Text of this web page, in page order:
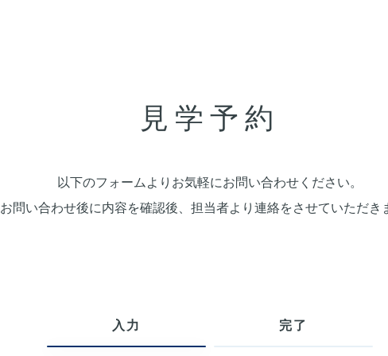
見学予約
以下のフォームよりお気軽にお問い合わせください。
お問い合わせ後に内容を確認後、担当者より連絡をさせていただき
入力 完了